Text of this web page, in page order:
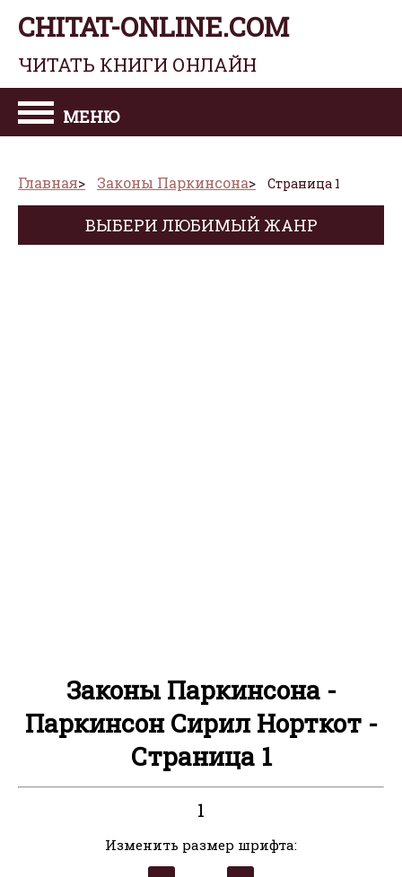
CHITAT-ONLINE.COM
ЧИТАТЬ КНИГИ ОНЛАЙН
МЕНЮ
Главная Законы Паркинсона Страница 1
ВЫБЕРИ ЛЮБИМЫЙ ЖАНР
Законы Паркинсона -
Паркинсон Сирил Норткот -
Страница 1
1
Изменить размер шрифта: